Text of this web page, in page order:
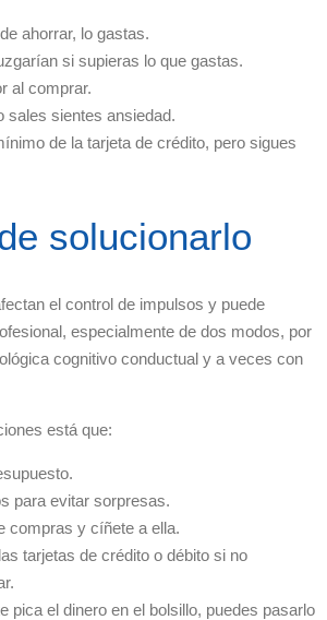
ahorrar, lo gastas.
si supieras lo que gastas.
al comprar.
sales sientes ansiedad.
de la tarjeta de crédito, pero sigues
solucionarlo
el control de impulsos y puede
especialmente de dos modos, por
cognitivo conductual y a veces con
está que:
para evitar sorpresas.
compras y cíñete a ella.
tarjetas de crédito o débito si no
pica el dinero en el bolsillo, puedes pasarlo